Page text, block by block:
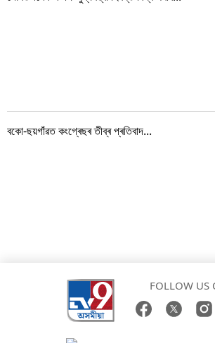
বকো-ছয়গাঁৱত কংগ্ৰেছৰ তীব্ৰ প্ৰতিবাদ...
FOLLOW US